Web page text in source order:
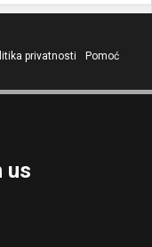
privatnosti
Pomoć
us
nas